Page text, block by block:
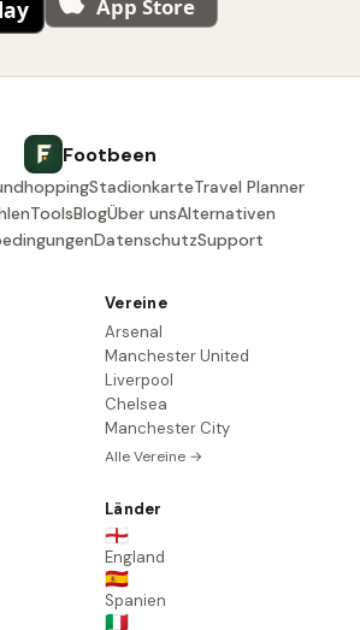
Footbeen
StadionkarteTravel Planner
ToolsBlogÜber unsAlternativen
DatenschutzSupport
Vereine
Arsenal
Manchester United
Liverpool
Chelsea
Manchester City
Alle Vereine →
Länder
🏴󠁧󠁢󠁥󠁮󠁧󠁿
England
🇪🇸
Spanien
🇮🇹